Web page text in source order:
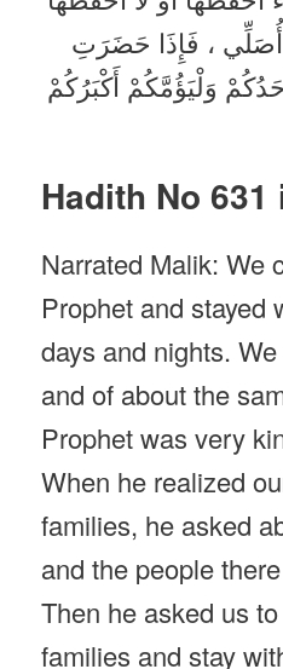
أُصَلِّي ، فَإِذَا حَضَرَتِ
وَلْيَؤُمَّكُمْ أَكْبَرُكُمْ
Hadith No
Narrated Malik: We
Prophet and stayed
days and nights.
and of about the
Prophet was very
When he realized
families, he asked
and the people
Then he asked us
families and stay